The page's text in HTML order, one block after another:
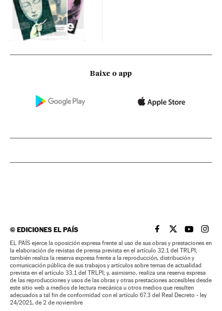
Baixe o app
©EDICIONES EL PAÍS EL PAÍS BRASIL EN
EL PAÍSEL PAÍS
EL
EL PAÍS ejerce la oposición expresa frente al uso de sus obras y prestaciones en
la elaboración de revistas de prensa prevista en el artículo 32.1 del TRLPI;
también realiza la reserva expresa frente a la reproducción, distribución y
comunicación pública de sus trabajos y artículos sobre temas de actualidad
prevista en el artículo 33.1 del TRLPI; y, asimismo, realiza una reserva expresa
de las reproducciones y usos de las obras y otras prestaciones accesibles desde
este sitio web a medios de lectura mecánica u otros medios que resulten
adecuados a tal fin de conformidad con el artículo 67.3 del Real Decreto - ley
24/2021, de 2 de noviembre